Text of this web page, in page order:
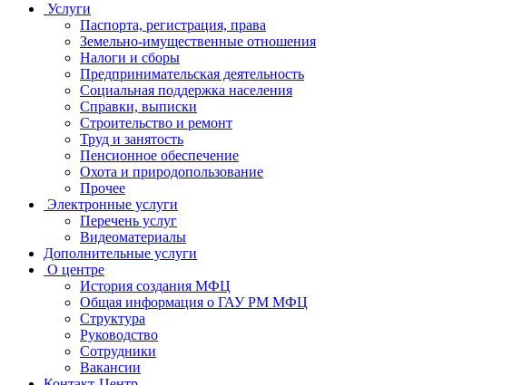
Услуги
Паспорта, регистрация, права
Земельно-имущественные отношения
Налоги и сборы
Предпринимательская деятельность
Социальная поддержка населения
Справки, выписки
Строительство и ремонт
Труд и занятость
Пенсионное обеспечение
Охота и природопользование
Прочее
Электронные услуги
Перечень услуг
Видеоматериалы
Дополнительные услуги
О центре
История создания МФЦ
Общая информация о ГАУ РМ МФЦ
Структура
Руководство
Сотрудники
Вакансии